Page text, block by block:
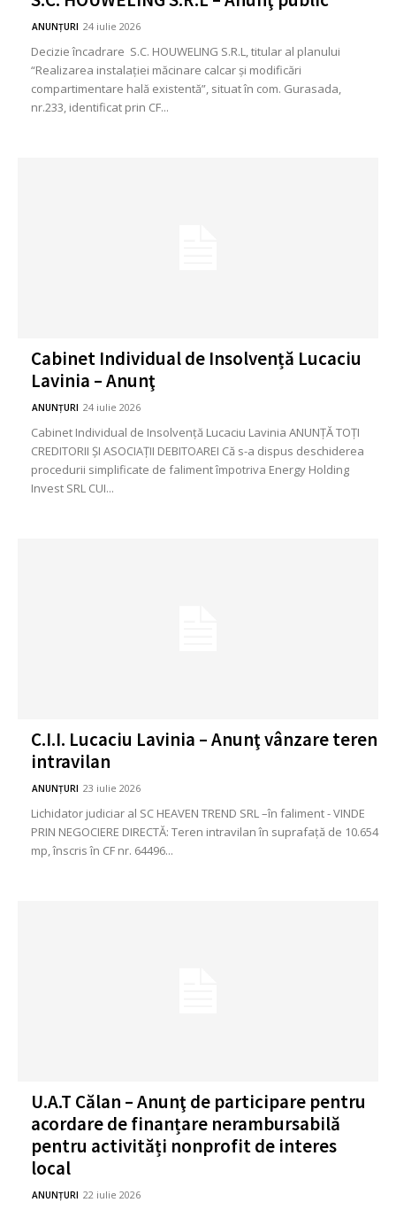
ANUNȚURI 24 iulie 2026
Decizie încadrare S.C. HOUWELING S.R.L, titular al planului
“Realizarea instalației măcinare calcar și modificări
compartimentare hală existentă”, situat în com. Gurasada,
nr.233, identificat prin CF...
Cabinet Individual de Insolvență Lucaciu
Lavinia – Anunţ
ANUNȚURI 24 iulie 2026
Cabinet Individual de Insolvență Lucaciu Lavinia ANUNŢĂ TOŢI
CREDITORII ȘI ASOCIAȚII DEBITOAREI Că s-a dispus deschiderea
procedurii simplificate de faliment împotriva Energy Holding
Invest SRL CUI...
C.I.I. Lucaciu Lavinia – Anunţ vânzare teren
intravilan
ANUNȚURI 23 iulie 2026
Lichidator judiciar al SC HEAVEN TREND SRL –în faliment - VINDE
PRIN NEGOCIERE DIRECTĂ: Teren intravilan în suprafaţă de 10.654
mp, înscris în CF nr. 64496...
U.A.T Călan – Anunţ de participare pentru
acordare de finanțare nerambursabilă
pentru activități nonprofit de interes
local
ANUNȚURI 22 iulie 2026